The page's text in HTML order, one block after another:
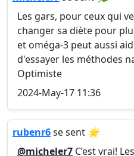
Les gars, pour ceux qui
changer sa diète pour
et oméga-3 peut aussi
d'essayer les méthodes
Optimiste
2024-May-17 11:36
rubenr6se sent 🌟
@micheler7 C’est vrai!